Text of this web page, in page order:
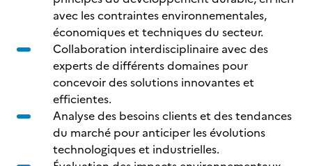
avec les contraintes environnementales,
économiques et techniques du secteur.
Collaboration interdisciplinaire avec des
experts de différents domaines pour
concevoir des solutions innovantes et
efficientes.
Analyse des besoins clients et des tendances
du marché pour anticiper les évolutions
technologiques et industrielles.